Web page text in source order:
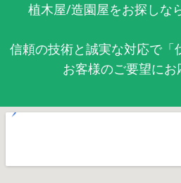
植木屋/造園屋をお探しな
信頼の技術と誠実な対応で「
お客様のご要望にお